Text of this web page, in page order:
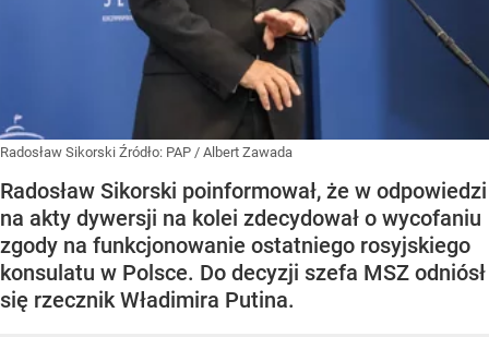
Radosław Sikorski Źródło: PAP / Albert Zawada
Radosław Sikorski poinformował, że w odpowiedzi
na akty dywersji na kolei zdecydował o wycofaniu
zgody na funkcjonowanie ostatniego rosyjskiego
konsulatu w Polsce. Do decyzji szefa MSZ odniósł
się rzecznik Władimira Putina.